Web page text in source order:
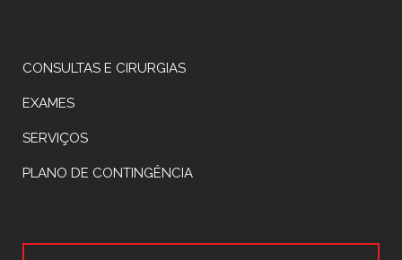
CONSULTAS E CIRURGIAS
EXAMES
SERVIÇOS
PLANO DE CONTINGÊNCIA